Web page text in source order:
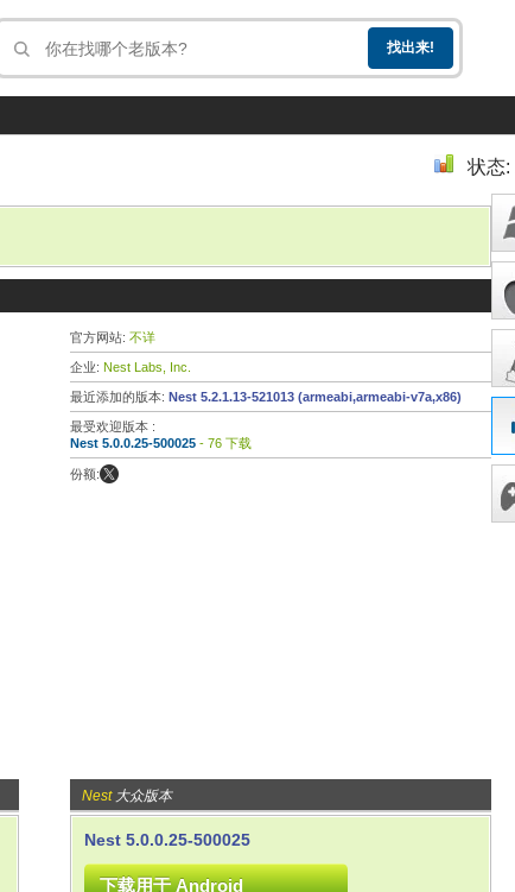
状态:
官方网站: 不详
企业: Nest Labs, Inc.
最近添加的版本: Nest 5.2.1.13-521013 (armeabi,armeabi-v7a,x86)
最受欢迎版本 :
Nest 5.0.0.25-500025 - 76 下载
份额:
Nest大众版本
Nest 5.0.0.25-500025